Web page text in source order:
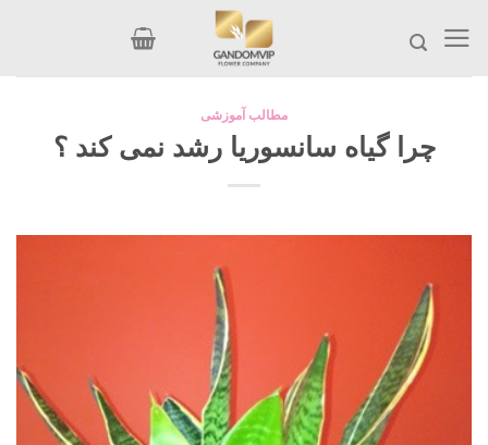
content
مطالب آموزشی
چرا گیاه سانسوریا رشد نمی کند ؟